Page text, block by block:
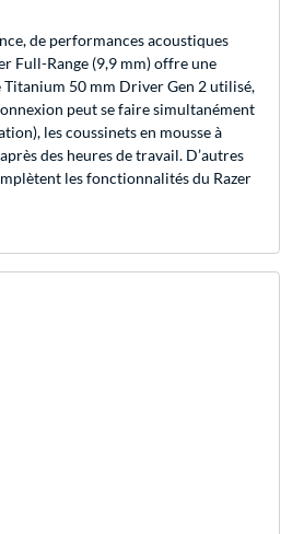
de performances acoustiques
Full-Range (9,9 mm) offre une
50 mm Driver Gen 2 utilisé,
peut se faire simultanément
les coussinets en mousse à
des heures de travail. D’autres
les fonctionnalités du Razer